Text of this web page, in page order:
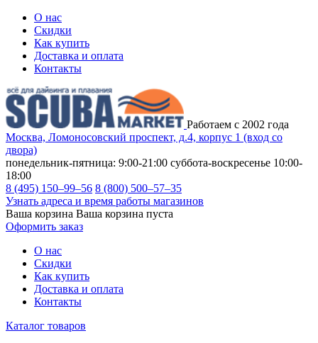
О нас
Скидки
Как купить
Доставка и оплата
Контакты
Работаем с 2002 года
Москва, Ломоносовский проспект, д.4, корпус 1 (вход со
двора)
понедельник-пятница: 9:00-21:00 суббота-воскресенье 10:00-
18:00
8 (495) 150–99–56 8 (800) 500–57–35
Узнать адреса и время работы магазинов
Ваша корзина Ваша корзина пуста
Оформить заказ
О нас
Скидки
Как купить
Доставка и оплата
Контакты
Каталог товаров